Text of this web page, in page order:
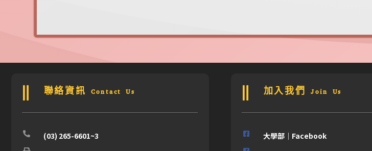
聯絡資訊 Contact Us
(03) 265-6601~3
加入我們 Join Us
大學部｜Facebook